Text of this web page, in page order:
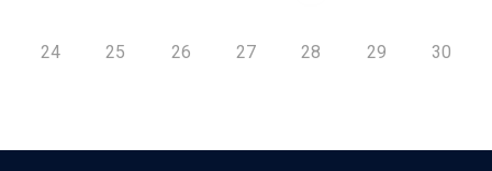
24 25 26 27 28 29 30